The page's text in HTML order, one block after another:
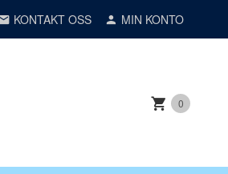
KONTAKT OSS MIN KONTO
0